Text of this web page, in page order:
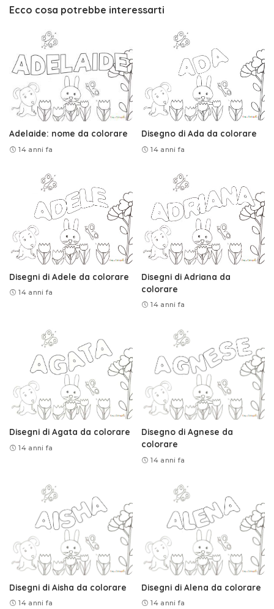
Ecco cosa potrebbe interessarti
Adelaide: nome da colorare
14 anni fa
Disegno di Ada da colorare
14 anni fa
Disegni di Adele da colorare
14 anni fa
Disegni di Adriana da
colorare
14 anni fa
Disegni di Agata da colorare
14 anni fa
Disegno di Agnese da
colorare
14 anni fa
Disegni di Aisha da colorare
14 anni fa
Disegni di Alena da colorare
14 anni fa